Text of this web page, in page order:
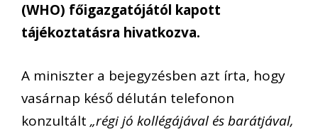
(WHO) főigazgatójától kapott
tájékoztatásra hivatkozva.
A miniszter a bejegyzésben azt írta, hogy
vasárnap késő délután telefonon
konzultált „régi jó kollégájával és barátjával,